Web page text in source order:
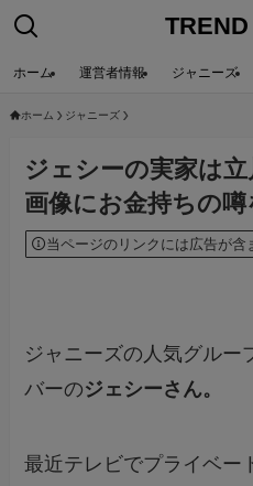
ホーム 運営者情報 ジャニーズ
ホーム ジャニーズ
ジェシーの実家は
画像にお金持ちの噂
当ページのリンクには広告が含
ジャニーズの人気グルー
バーのジェシーさん。
最近テレビでプライベー